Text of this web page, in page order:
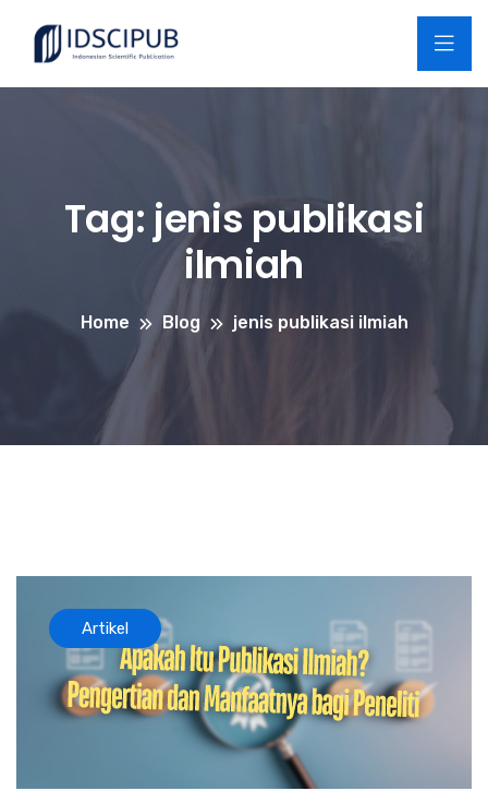
Tag: jenis publikasi
ilmiah
Home Blog jenis publikasi ilmiah
Artikel